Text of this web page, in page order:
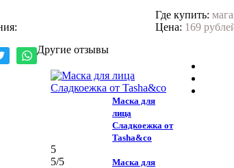
Где купить:
Цена: 169
Другие отзывы
Маска для
лица
Сладкоежка от
Tasha&co
5
5/5 Маска для